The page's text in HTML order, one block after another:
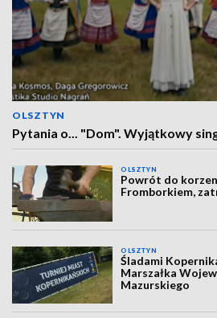
OLSZTYN
Pytania o... "Dom". Wyjątkowy
OLSZTYN
Powrót do
Fromborkiem,
OLSZTYN
Śladami
Marszałka
Mazurskiego